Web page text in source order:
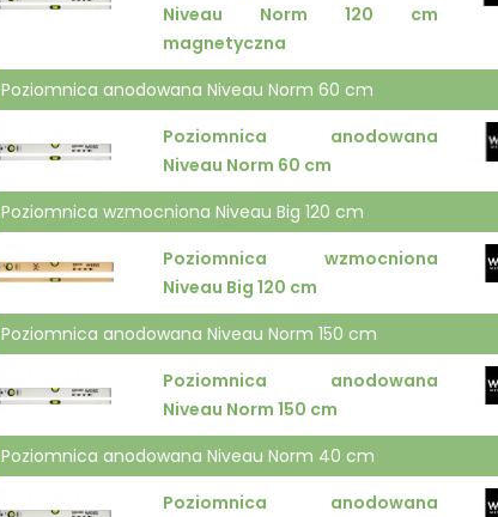
Niveau Norm 120 cm
magnetyczna
Poziomnica anodowana Niveau Norm 60 cm
Poziomnica anodowana
Niveau Norm 60 cm
Poziomnica wzmocniona Niveau Big 120 cm
Poziomnica wzmocniona
Niveau Big 120 cm
Poziomnica anodowana Niveau Norm 150 cm
Poziomnica anodowana
Niveau Norm 150 cm
Poziomnica anodowana Niveau Norm 40 cm
Poziomnica anodowana